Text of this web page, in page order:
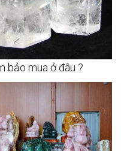
bảo mua ở đâu ?